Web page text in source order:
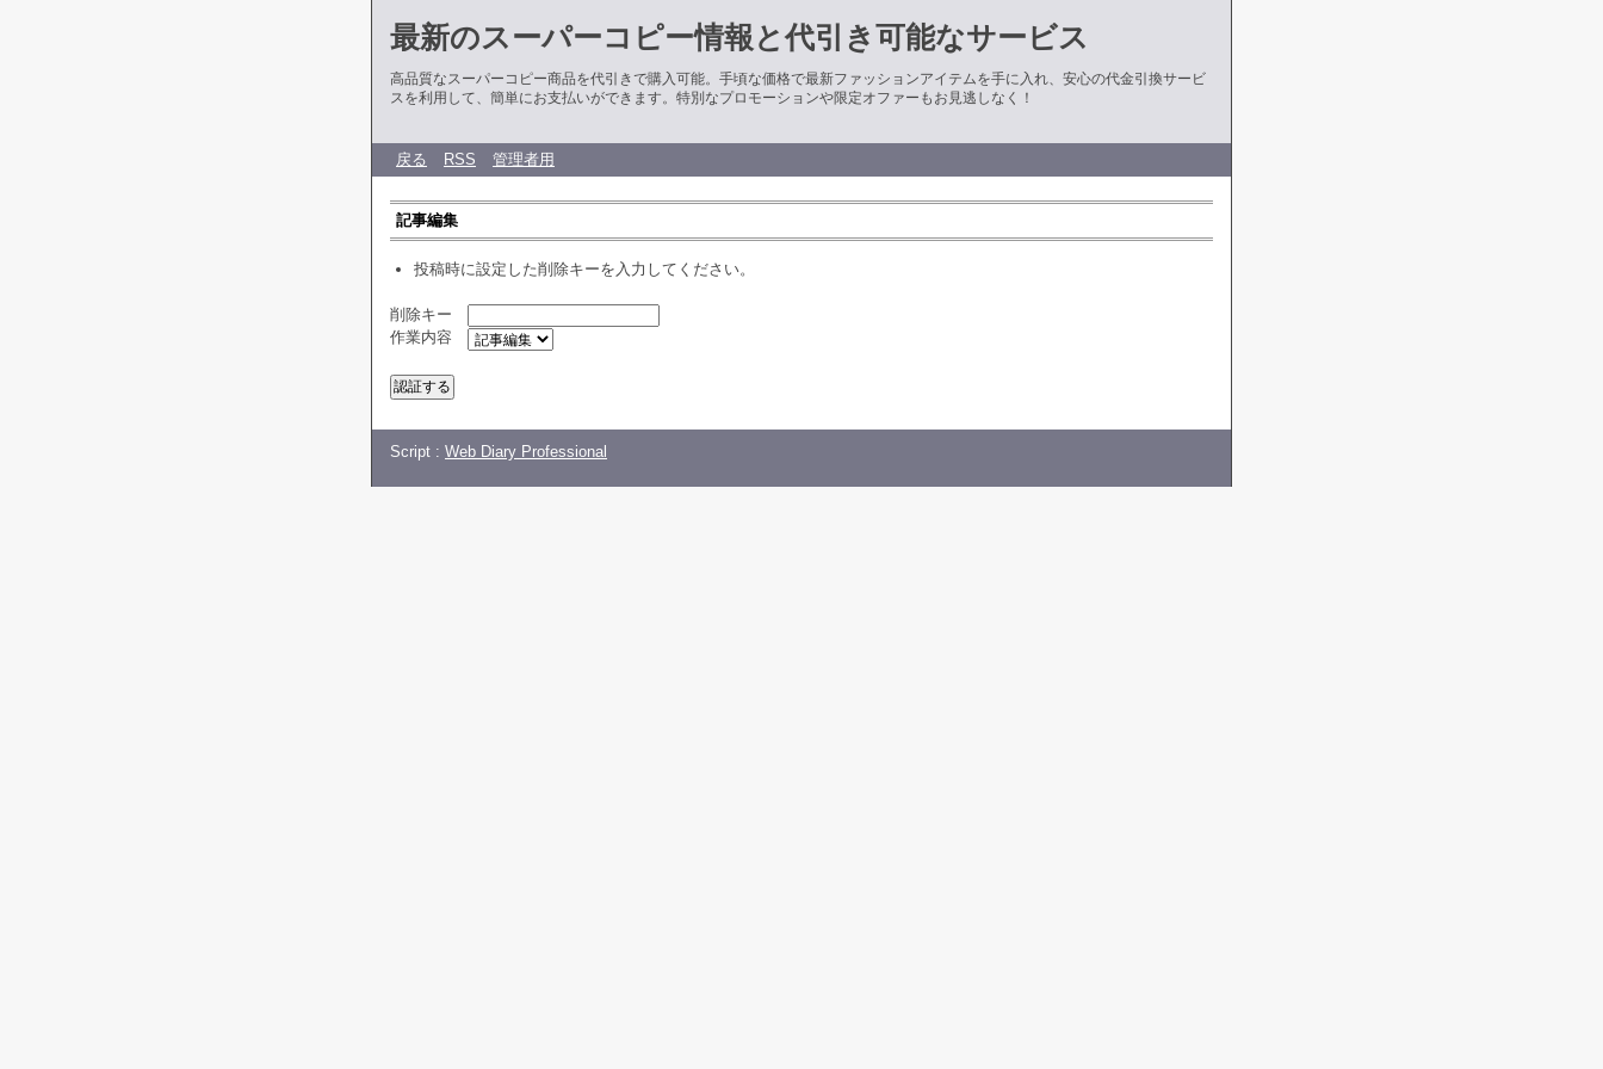
最新のスーパーコピー情報と代引き可能なサービス
高品質なスーパーコピー商品を代引きで購入可能。手頃な価格で最新ファッションアイテムを手に入れ、安心の代金引換サービ
スを利用して、簡単にお支払いができます。特別なプロモーションや限定オファーもお見逃しなく！
戻る RSS 管理者用
記事編集
投稿時に設定した削除キーを入力してください。
削除キー
作業内容
Script : Web Diary Professional